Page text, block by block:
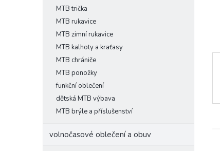
MTB trička
MTB rukavice
MTB zimní rukavice
MTB kalhoty a kraťasy
MTB chrániče
MTB ponožky
funkční oblečení
dětská MTB výbava
MTB brýle a příslušenství
volnočasové oblečení a obuv